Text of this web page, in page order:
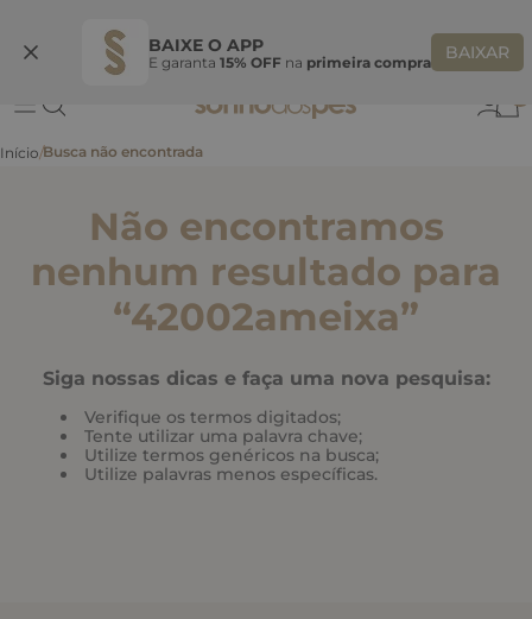
BAIXE O APP
E garanta 15% OFF na primeira compra BAIXAR
BEMVINDASONHO
Não encontramos
nenhum resultado para
“42002ameixa”
Siga nossas dicas e faça uma nova pesquisa:
Verifique os termos digitados;
Tente utilizar uma palavra chave;
Utilize termos genéricos na busca;
Utilize palavras menos específicas.